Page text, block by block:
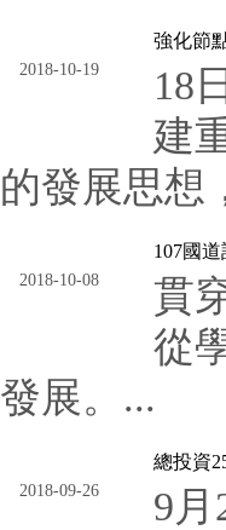
2018-10-19
強化節
18
建
的發展思想
2018-10-08
107國
貫
從
發展。...
2018-09-26
總投資
9